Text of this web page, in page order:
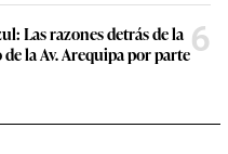
Las razones detrás de la
la Av. Arequipa por parte6